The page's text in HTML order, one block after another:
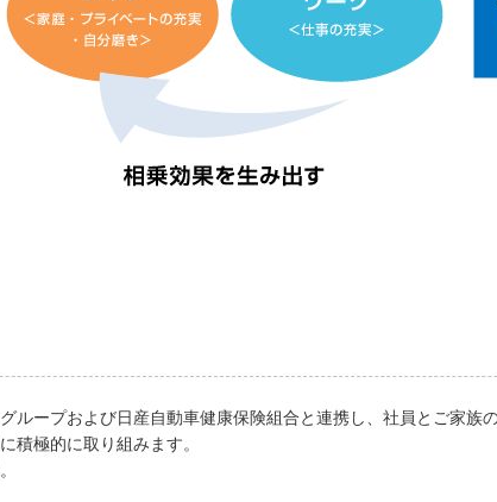
ループおよび日産自動車健康保険組合と連携し、社員とご家族
積極的に取り組みます。